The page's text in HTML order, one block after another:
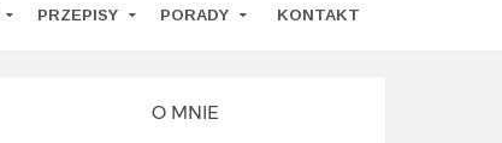
PRZEPISY PORADY KONTAKT
O MNIE